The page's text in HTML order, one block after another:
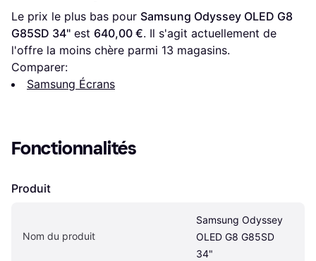
Le prix le plus bas pour Samsung Odyssey OLED G8
G85SD 34" est 640,00 €. Il s'agit actuellement de
l'offre la moins chère parmi 13 magasins.
Comparer:
Samsung Écrans
Fonctionnalités
Produit
Nom du produit
Samsung Odyssey
OLED G8 G85SD
34"